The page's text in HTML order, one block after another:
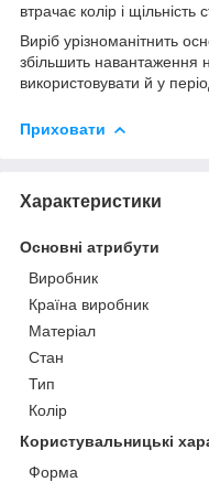
втрачає колір і щільність
Виріб урізноманітнить
збільшить навантаження
використовувати й у
Приховати
Характеристики
Основні атрибути
Виробник
Країна виробник
Матеріал
Стан
Тип
Колір
Користувальницькі
Форма